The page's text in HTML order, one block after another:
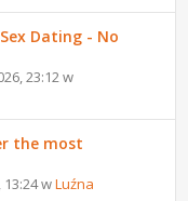
Dating - No
23:12 w
the most
13:24 wLuźna